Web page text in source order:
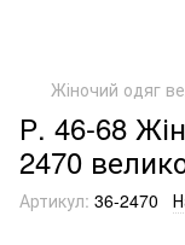
Жіночий одяг
Р. 46-68
2470
Артикул: 36-2470